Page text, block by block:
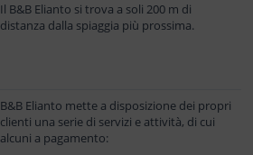
Il B&B Elianto si trova a soli 200 m di
distanza dalla spiaggia più prossima.
B&B Elianto mette a disposizione dei propri
clienti una serie di servizi e attività, di cui
alcuni a pagamento: